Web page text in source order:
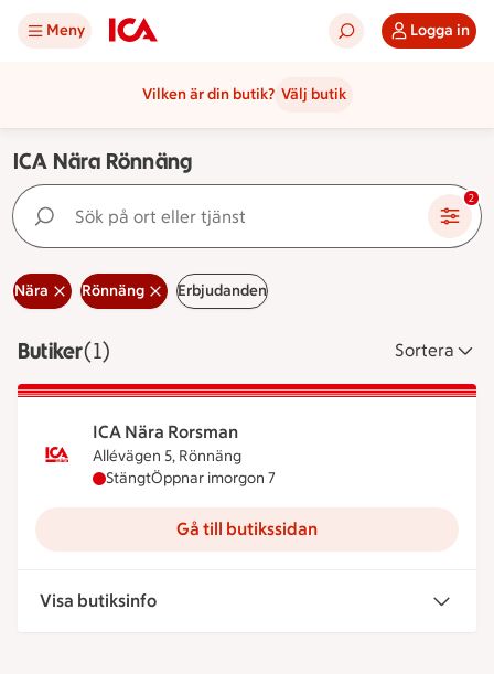
Meny Logga in
Vilken är din butik? Välj butik
ICA Nära Rönnäng
Sök på ort eller tjänst 2
Nära Rönnäng Erbjudanden
ButikerVisar 1 stycken
(1) Sortera
ICA Nära Rorsman
Allévägen 5, Rönnäng
ICA Nära Rorsman har stängt idag, öppnar
StängtÖppnar imorgon 7
Gå till butikssidan
Visa butiksinfo